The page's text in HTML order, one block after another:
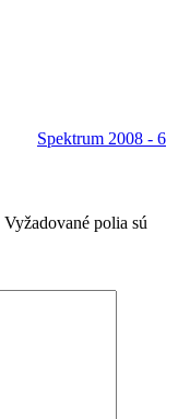
Spektrum 2008 - 6
Vyžadované polia sú